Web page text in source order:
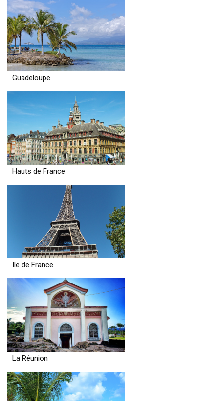
Guadeloupe
Hauts de France
Ile de France
La Réunion